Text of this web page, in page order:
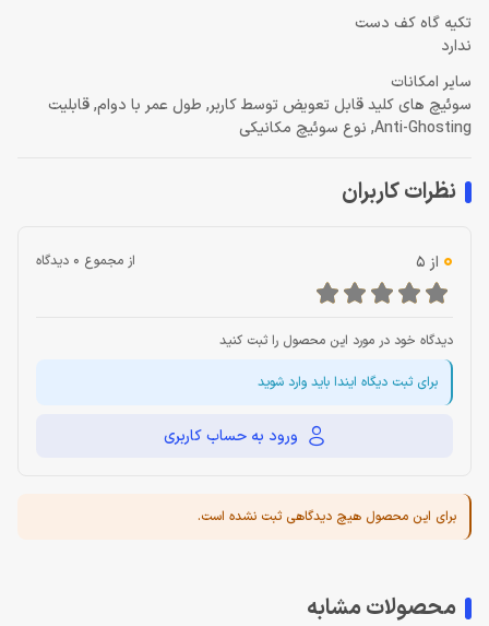
تکیه گاه کف دست
ندارد
سایر امکانات
سوئیچ های کلید قابل تعویض توسط کاربر, طول عمر با دوام, قابلیت
Anti-Ghosting, نوع سوئیچ مکانیکی
نظرات کاربران
0 از 5 از مجموع 0 دیدگاه
دیدگاه خود در مورد این محصول را ثبت کنید
برای ثبت دیگاه ایندا باید وارد شوید
ورود به حساب کاربری
برای این محصول هیچ دیدگاهی ثبت نشده است.
محصولات مشابه